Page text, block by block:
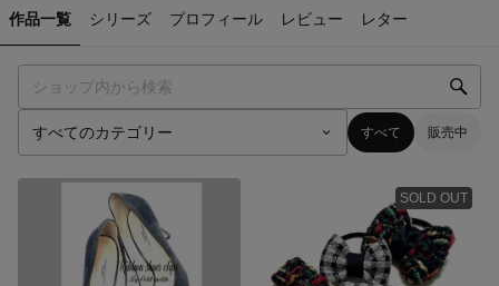
作品一覧 シリーズ プロフィール レビュー レター
すべて 販売中
SOLD OUT